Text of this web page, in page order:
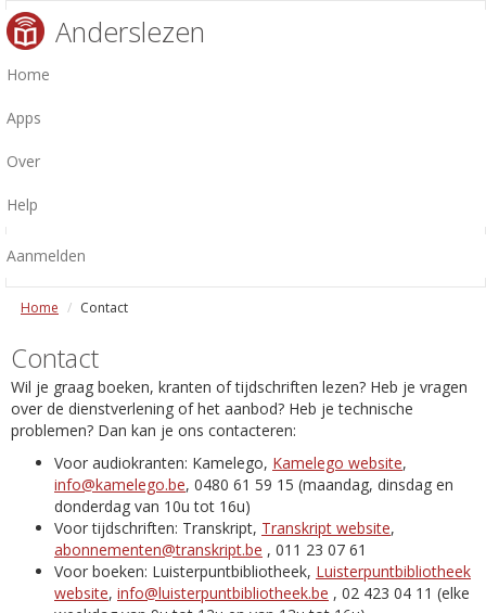
Anderslezen
Home
Apps
Over
Help
Aanmelden
Home Contact
Contact
Wil je graag boeken, kranten of tijdschriften lezen? Heb je vragen
over de dienstverlening of het aanbod? Heb je technische
problemen? Dan kan je ons contacteren:
Voor audiokranten: Kamelego, Kamelego website,
info@kamelego.be, 0480 61 59 15 (maandag, dinsdag en
donderdag van 10u tot 16u)
Voor tijdschriften: Transkript, Transkript website,
abonnementen@transkript.be , 011 23 07 61
Voor boeken: Luisterpuntbibliotheek, Luisterpuntbibliotheek
website, info@luisterpuntbibliotheek.be , 02 423 04 11 (elke